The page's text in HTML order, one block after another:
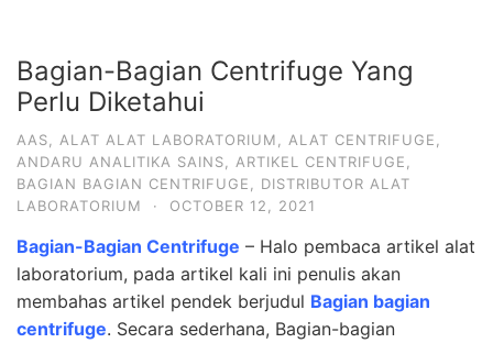
Bagian-Bagian Centrifuge Yang
Perlu Diketahui
AAS ALAT ALAT LABORATORIUM ALAT CENTRIFUGE
ANDARU ANALITIKA SAINS
ARTIKEL CENTRIFUGE
BAGIAN BAGIAN CENTRIFUGE
DISTRIBUTOR ALAT
LABORATORIUM
· OCTOBER 12, 2021
Bagian-Bagian Centrifuge – Halo pembaca artikel alat
laboratorium, pada artikel kali ini penulis akan
membahas artikel pendek berjudul Bagian bagian
centrifuge. Secara sederhana, Bagian-bagian